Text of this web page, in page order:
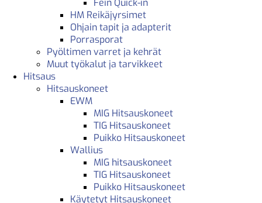
Fein Quick-in
HM Reikäjyrsimet
Ohjain tapit ja adapterit
Porrasporat
Pyöltimen varret ja kehrät
Muut työkalut ja tarvikkeet
Hitsaus
Hitsauskoneet
EWM
MIG Hitsauskoneet
TIG Hitsauskoneet
Puikko Hitsauskoneet
Wallius
MIG hitsauskoneet
TIG Hitsauskoneet
Puikko Hitsauskoneet
Käytetyt Hitsauskoneet